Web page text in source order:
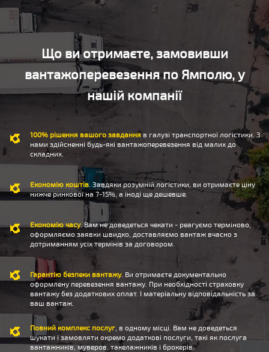
Що ви отримаєте, замовивши
вантажоперевезення по Ямполю, у
нашій компанії
100% рішення вашого завданняв галузі транспортної логістики. З
нами здійсненні будь-які вантажоперевезення від малих до
складних.
Економію коштів . Завдяки розумній логістики, ви отримаєте ціну
нижче ринкової на 7-15%, а іноді ще дешевше.
Економію часу. Вам не доведеться чекати - реагуємо терміново,
оформляємо заявки швидко, доставляємо вантаж вчасно з
дотриманням усіх термінів за договором.
Гарантію безпеки вантажу. Ви отримаєте документально
оформлену перевезення вантажу. При необхідності страховку
вантажу без додаткових оплат. І матеріальну відповідальність за
ваш вантаж.
Повний комплекс послуг , в одному місці. Вам не доведеться
шукати і замовляти окремо додаткові послуги, такі як послуга
вантажників, муверов, такелажників і брокерів.